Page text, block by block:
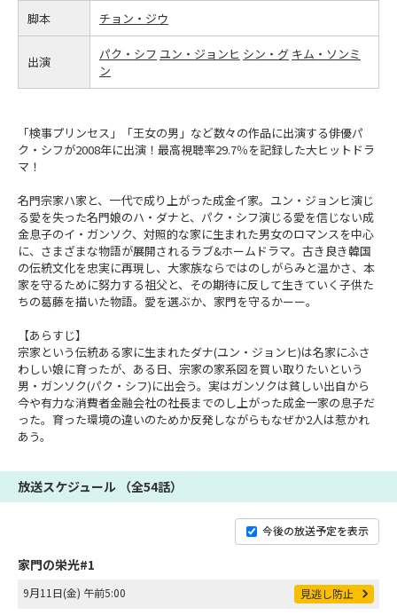
脚本 チョン・ジウ
出演 パク・シフ ユン・ジョンヒ シン・グ キム・ソンミ
ン
「検事プリンセス」「王女の男」など数々の作品に出演する俳優パ
ク・シフが2008年に出演！最高視聴率29.7％を記録した大ヒットドラ
マ！
名門宗家ハ家と、一代で成り上がった成金イ家。ユン・ジョンヒ演じ
る愛を失った名門娘のハ・ダナと、パク・シフ演じる愛を信じない成
金息子のイ・ガンソク、対照的な家に生まれた男女のロマンスを中心
に、さまざまな物語が展開されるラブ&ホームドラマ。古き良き韓国
の伝統文化を忠実に再現し、大家族ならではのしがらみと温かさ、本
家を守るために努力する祖父と、その期待に反して生きていく子供た
ちの葛藤を描いた物語。愛を選ぶか、家門を守るかーー。
【あらすじ】
宗家という伝統ある家に生まれたダナ(ユン・ジョンヒ)は名家にふさ
わしい娘に育ったが、ある日、宗家の家系図を買い取りたいという
男・ガンソク(パク・シフ)に出会う。実はガンソクは貧しい出自から
今や有力な消費者金融会社の社長までのし上がった成金一家の息子だ
った。育った環境の違いのためか反発しながらもなぜか2人は惹かれ
あう。
放送スケジュール （全54話）
今後の放送予定を表示
家門の栄光#1
9月11日(金) 午前5:00 見逃し防止